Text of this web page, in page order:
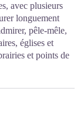
avec plusieurs
longuement
pêle-mêle,
églises et
et points de